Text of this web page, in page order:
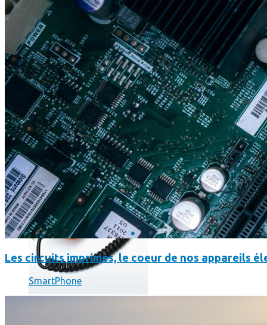
Où en sont les forfaits mobiles pour les pros ?
Les circuits imprimés, le coeur de nos appareils
SmartPhone